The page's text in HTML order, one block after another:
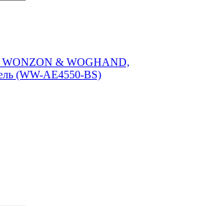
WONZON & WOGHAND,
(WW-AE4550-BS)